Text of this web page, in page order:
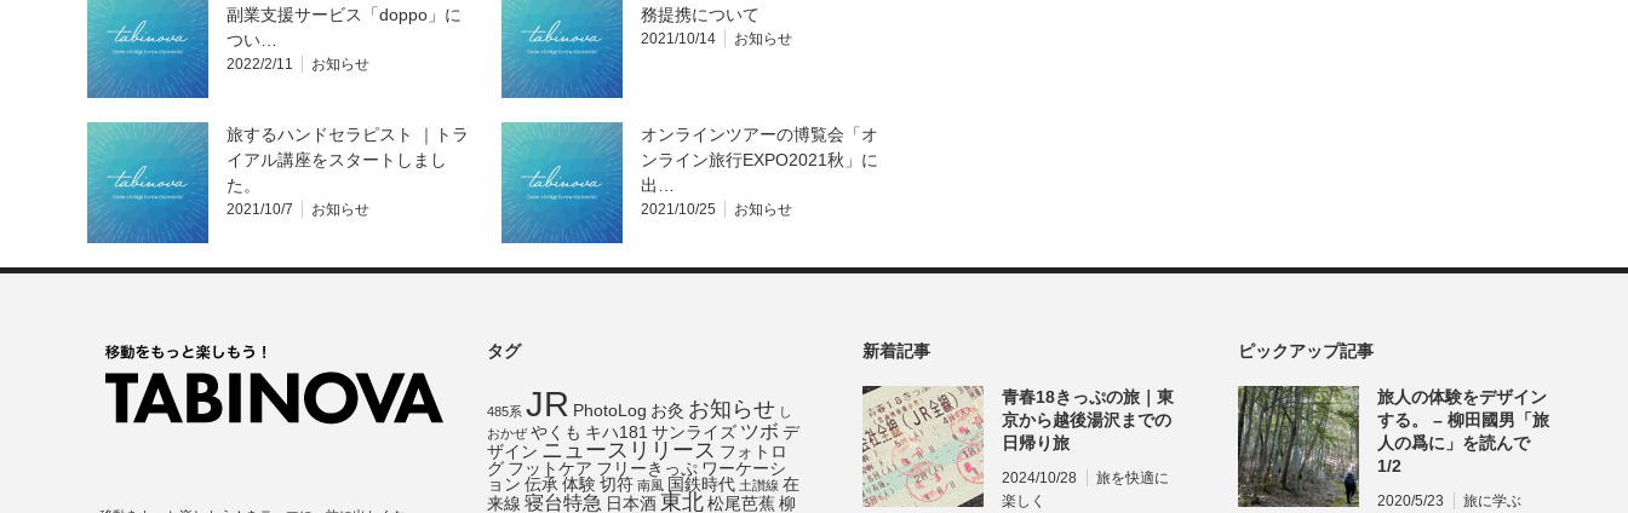
副業支援サービス「doppo」に
つい…
2022/2/11 お知らせ
務提携について
2021/10/14 お知らせ
旅するハンドセラピスト ｜トラ
イアル講座をスタートしまし
た。
2021/10/7 お知らせ
オンラインツアーの博覧会「オ
ンライン旅行EXPO2021秋」に
出…
2021/10/25 お知らせ
タグ
485系 JR PhotoLog お灸 お知らせ し
おかぜ やくも キハ181 サンライズ ツボ デ
ザイン ニュースリリース フォトロ
グ フットケア フリーきっぷ ワーケーシ
ョン 伝承 体験 切符 南風 国鉄時代 土讃線 在
来線 寝台特急 日本酒東北松尾芭蕉柳
新着記事
青春18きっぷの旅｜東
京から越後湯沢までの
日帰り旅
2024/10/28
旅を快適に
楽しく
ピックアップ記事
旅人の体験をデザイン
する。 – 柳田國男「旅
人の爲に」を読んで
1/2
2020/5/23 旅に学ぶ